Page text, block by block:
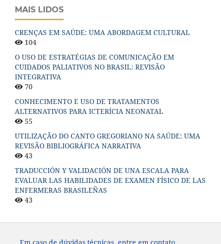
MAIS LIDOS
CRENÇAS EM SAÚDE: UMA ABORDAGEM CULTURAL
104
O USO DE ESTRATÉGIAS DE COMUNICAÇÃO EM
CUIDADOS PALIATIVOS NO BRASIL: REVISÃO
INTEGRATIVA
70
CONHECIMENTO E USO DE TRATAMENTOS
ALTERNATIVOS PARA ICTERÍCIA NEONATAL
55
UTILIZAÇÃO DO CANTO GREGORIANO NA SAÚDE: UMA
REVISÃO BIBLIOGRÁFICA NARRATIVA
43
TRADUCCIÓN Y VALIDACIÓN DE UNA ESCALA PARA
EVALUAR LAS HABILIDADES DE EXAMEN FÍSICO DE LAS
ENFERMERAS BRASILEÑAS
43